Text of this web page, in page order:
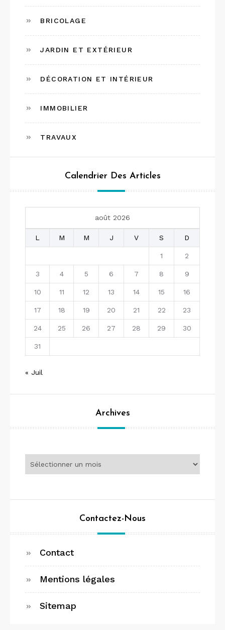
BRICOLAGE
JARDIN ET EXTÉRIEUR
DÉCORATION ET INTÉRIEUR
IMMOBILIER
TRAVAUX
Calendrier Des Articles
août 2026
L M M J V S D
1 2
3 4 5 6 7 8 9
10 11 12 13 14 15 16
17 18 19 20 21 22 23
24 25 26 27 28 29 30
31
« Juil
Archives
Contactez-Nous
Contact
Mentions légales
Sitemap